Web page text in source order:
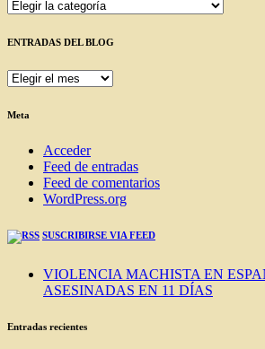
Categorías
ENTRADAS DEL BLOG
ENTRADAS
BLOG
Meta
Acceder
Feed de entradas
Feed de comentarios
WordPress.org
SUSCRIBIRSE VIA FEED
VIOLENCIA MACHISTA EN
ASESINADAS EN 11 DÍAS
Entradas recientes